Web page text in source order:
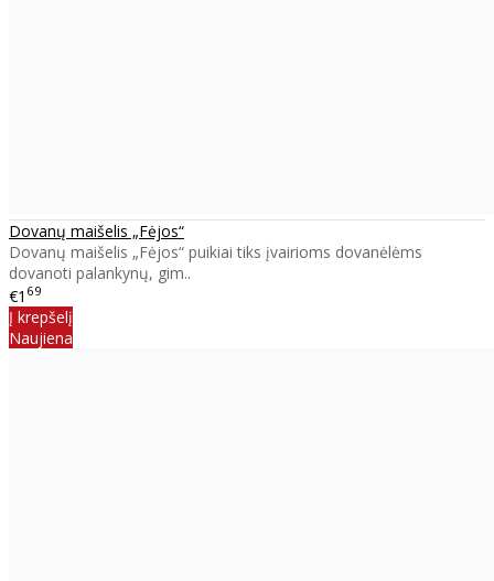
Dovanų maišelis „Fėjos“
Dovanų maišelis „Fėjos“ puikiai tiks įvairioms dovanėlėms
dovanoti palankynų, gim..
€1 69
Į krepšelį
Naujiena